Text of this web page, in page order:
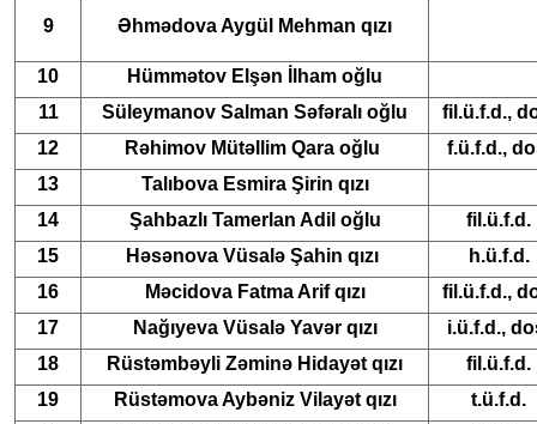
9 Əhmədova Aygül Mehman qızı
10
Hümmətov Elşən İlham oğlu
11
Süleymanov Salman Səfəralı oğlu
fil.ü.f.d.,
12
Rəhimov Mütəllim Qara oğlu
f.ü.f.d.,
13
Talıbova Esmira Şirin qızı
14
Şahbazlı Tamerlan Adil oğlu
fil.ü.f.d.
15
Həsənova Vüsalə Şahin qızı
h.ü.f.d.
16
Məcidova Fatma Arif qızı
fil.ü.f.d.,
17
Nağıyeva Vüsalə Yavər qızı
i.ü.f.d.,
18
Rüstəmbəyli Zəminə Hidayət qızı
fil.ü.f.d.
19
Rüstəmova Aybəniz Vilayət qızı
t.ü.f.d.